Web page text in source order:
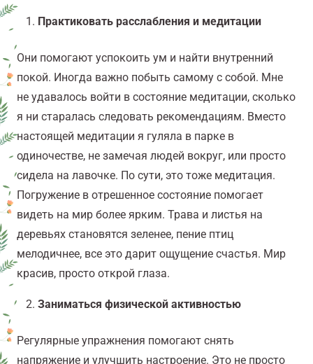
Практиковать расслабления и медитации
Они помогают успокоить ум и найти внутренний
покой. Иногда важно побыть самому с собой. Мне
не удавалось войти в состояние медитации, сколько
я ни старалась следовать рекомендациям. Вместо
настоящей медитации я гуляла в парке в
одиночестве, не замечая людей вокруг, или просто
сидела на лавочке. По сути, это тоже медитация.
Погружение в отрешенное состояние помогает
видеть на мир более ярким. Трава и листья на
деревьях становятся зеленее, пение птиц
мелодичнее, все это дарит ощущение счастья. Мир
красив, просто открой глаза.
Заниматься физической активностью
Регулярные упражнения помогают снять
напряжение и улучшить настроение. Это не просто